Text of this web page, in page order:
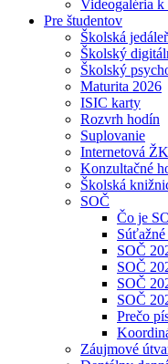
Videogaléria k
Pre študentov
Školská
Školský
Školský
Maturita 2026
ISIC karty
Rozvrh hodín
Suplovanie
Internetová ŽK
Konzultačné
Školská
SOČ
Čo je
SOČ
SOČ
SOČ
SOČ
Prečo
Záujmové